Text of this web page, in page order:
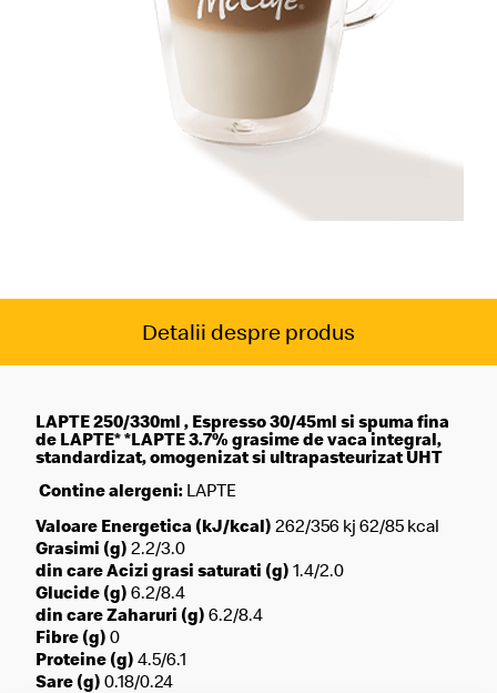
Detalii despre produs
LAPTE 250/330ml , Espresso 30/45ml si spuma fina
de LAPTE* *LAPTE 3.7% grasime de vaca integral,
standardizat, omogenizat si ultrapasteurizat UHT
Contine alergeni: LAPTE
Valoare Energetica (kJ/kcal) 262/356 kj 62/85 kcal
Grasimi (g) 2.2/3.0
din care Acizi grasi saturati (g) 1.4/2.0
Glucide (g) 6.2/8.4
din care Zaharuri (g) 6.2/8.4
Fibre (g) 0
Proteine (g) 4.5/6.1
Sare (g) 0.18/0.24